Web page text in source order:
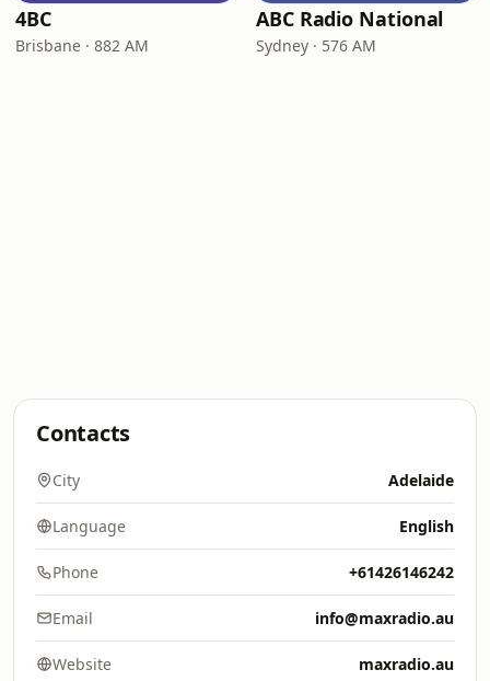
4BC
Brisbane · 882 AM
ABC Radio National
Sydney · 576 AM
Contacts
City Adelaide
Language English
Phone +61426146242
Email info@maxradio.au
Website maxradio.au